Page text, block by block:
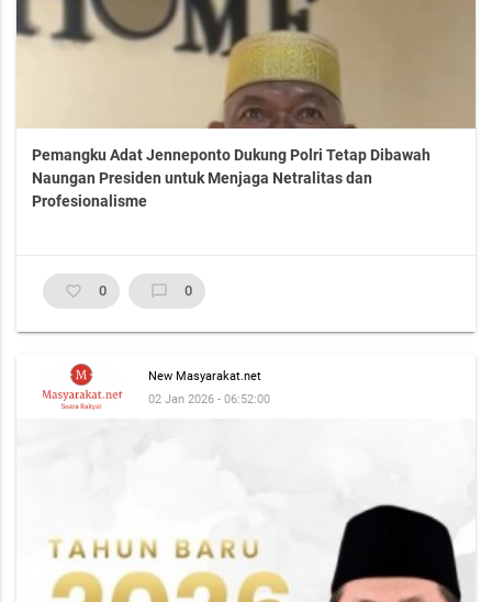
Pemangku Adat Jenneponto Dukung Polri Tetap Dibawah
Naungan Presiden untuk Menjaga Netralitas dan
Profesionalisme
favorite_border 0 chat_bubble_outline 0
New Masyarakat.net
02 Jan 2026 - 06:52:00